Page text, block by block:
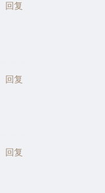
回复
回复
回复